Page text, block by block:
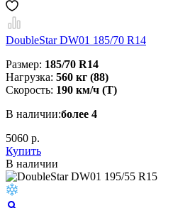
DoubleStar DW01 185/70 R14
Размер: 185/70 R14
Нагрузка: 560 кг (88)
Скорость: 190 км/ч (T)
В наличии:более 4
5060 р.
Купить
В наличии